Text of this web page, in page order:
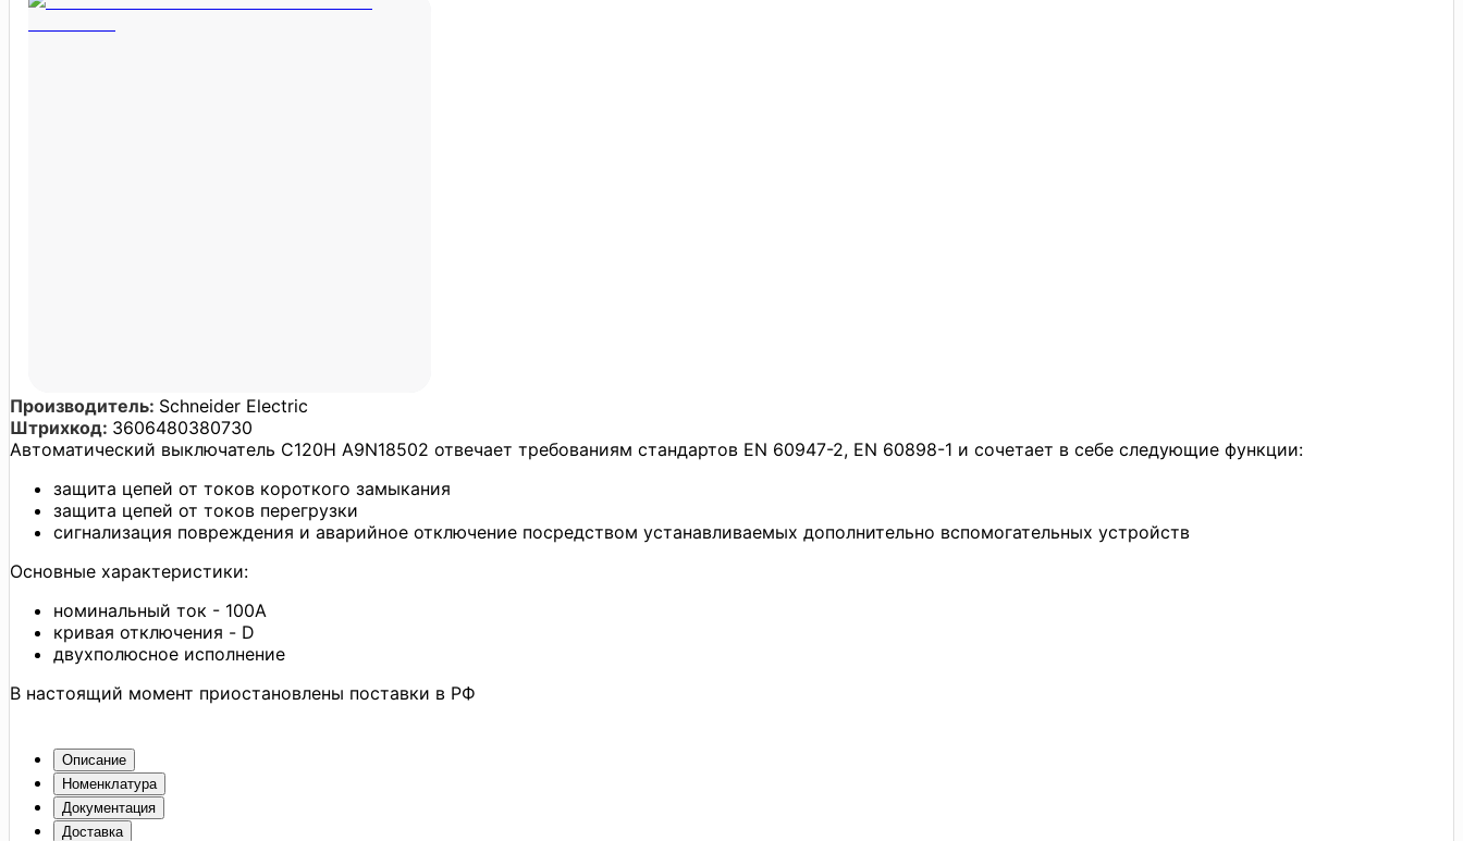
Производитель: Schneider Electric
Штрихкод: 3606480380730
Автоматический выключатель C120H A9N18502 отвечает требованиям стандартов EN 60947-2, EN 60898-1 и сочетает в себе следующие функции:
защита цепей от токов короткого замыкания
защита цепей от токов перегрузки
сигнализация повреждения и аварийное отключение посредством устанавливаемых дополнительно вспомогательных устройств
Основные характеристики:
номинальный ток - 100А
кривая отключения - D
двухполюсное исполнение
В настоящий момент приостановлены поставки в РФ
Описание
Номенклатура
Документация
Доставка